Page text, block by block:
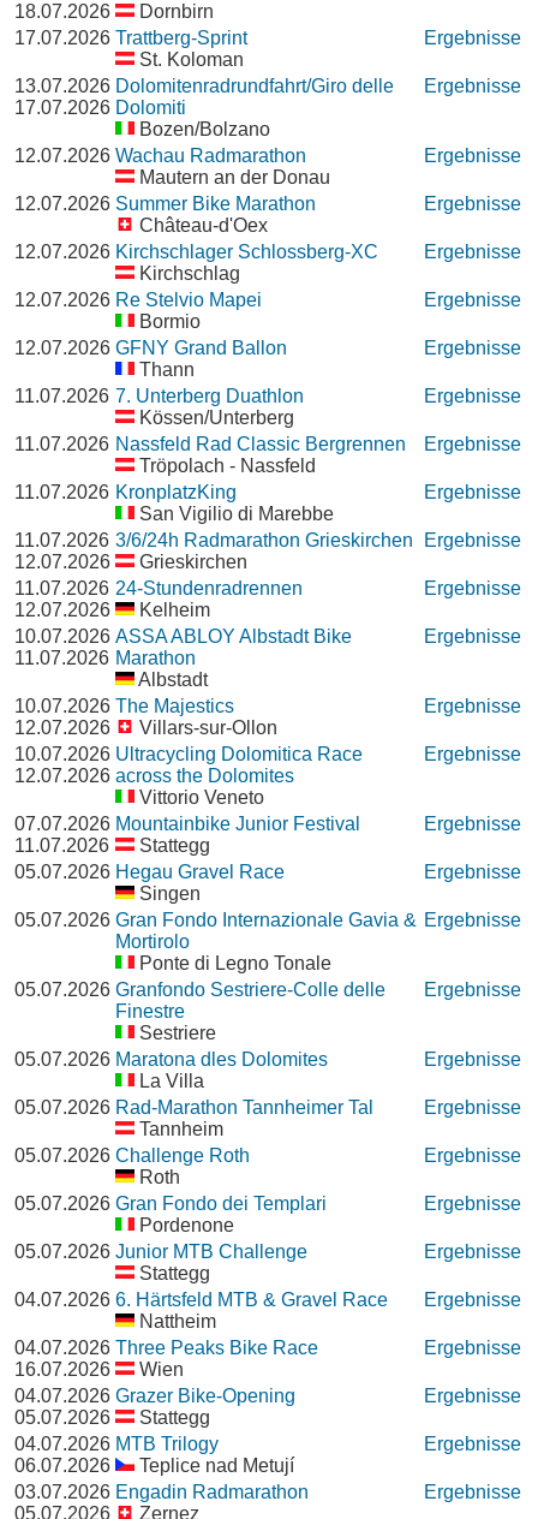
18.07.2026
Dornbirn
17.07.2026 Trattberg-Sprint
St. Koloman
Ergebnisse
13.07.2026
17.07.2026
Dolomitenradrundfahrt/Giro delle
Dolomiti
Bozen/Bolzano
Ergebnisse
12.07.2026 Wachau Radmarathon
Mautern an der Donau
Ergebnisse
12.07.2026 Summer Bike Marathon
Château-d'Oex
Ergebnisse
12.07.2026 Kirchschlager Schlossberg-XC
Kirchschlag
Ergebnisse
12.07.2026 Re Stelvio Mapei
Bormio
Ergebnisse
12.07.2026 GFNY Grand Ballon
Thann
Ergebnisse
11.07.2026 7. Unterberg Duathlon
Kössen/Unterberg
Ergebnisse
11.07.2026 Nassfeld Rad Classic Bergrennen
Tröpolach - Nassfeld
Ergebnisse
11.07.2026 KronplatzKing
San Vigilio di Marebbe
Ergebnisse
11.07.2026
12.07.2026
3/6/24h Radmarathon Grieskirchen
Grieskirchen
Ergebnisse
11.07.2026
12.07.2026
24-Stundenradrennen
Kelheim
Ergebnisse
10.07.2026
11.07.2026
ASSA ABLOY Albstadt Bike
Marathon
Albstadt
Ergebnisse
10.07.2026
12.07.2026
The Majestics
Villars-sur-Ollon
Ergebnisse
10.07.2026
12.07.2026
Ultracycling Dolomitica Race
across the Dolomites
Vittorio Veneto
Ergebnisse
07.07.2026
11.07.2026
Mountainbike Junior Festival
Stattegg
Ergebnisse
05.07.2026 Hegau Gravel Race
Singen
Ergebnisse
05.07.2026 Gran Fondo Internazionale Gavia &
Mortirolo
Ponte di Legno Tonale
Ergebnisse
05.07.2026 Granfondo Sestriere-Colle delle
Finestre
Sestriere
Ergebnisse
05.07.2026 Maratona dles Dolomites
La Villa
Ergebnisse
05.07.2026 Rad-Marathon Tannheimer Tal
Tannheim
Ergebnisse
05.07.2026 Challenge Roth
Roth
Ergebnisse
05.07.2026 Gran Fondo dei Templari
Pordenone
Ergebnisse
05.07.2026 Junior MTB Challenge
Stattegg
Ergebnisse
04.07.2026 6. Härtsfeld MTB & Gravel Race
Nattheim
Ergebnisse
04.07.2026
16.07.2026
Three Peaks Bike Race
Wien
Ergebnisse
04.07.2026
05.07.2026
Grazer Bike-Opening
Stattegg
Ergebnisse
04.07.2026
06.07.2026
MTB Trilogy
Teplice nad Metují
Ergebnisse
03.07.2026
05.07.2026
Engadin Radmarathon
Zernez
Ergebnisse